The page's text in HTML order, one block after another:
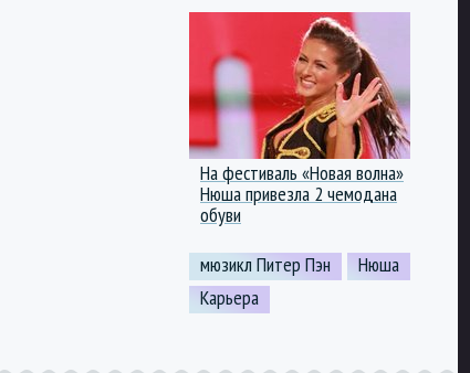
На фестиваль «Новая волна»
Нюша привезла 2 чемодана
обуви
мюзикл Питер Пэн
Нюша
Карьера